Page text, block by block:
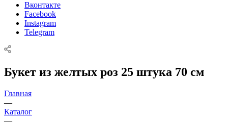
Вконтакте
Facebook
Instagram
Telegram
Букет из желтых роз 25 штука 70 см
Главная
—
Каталог